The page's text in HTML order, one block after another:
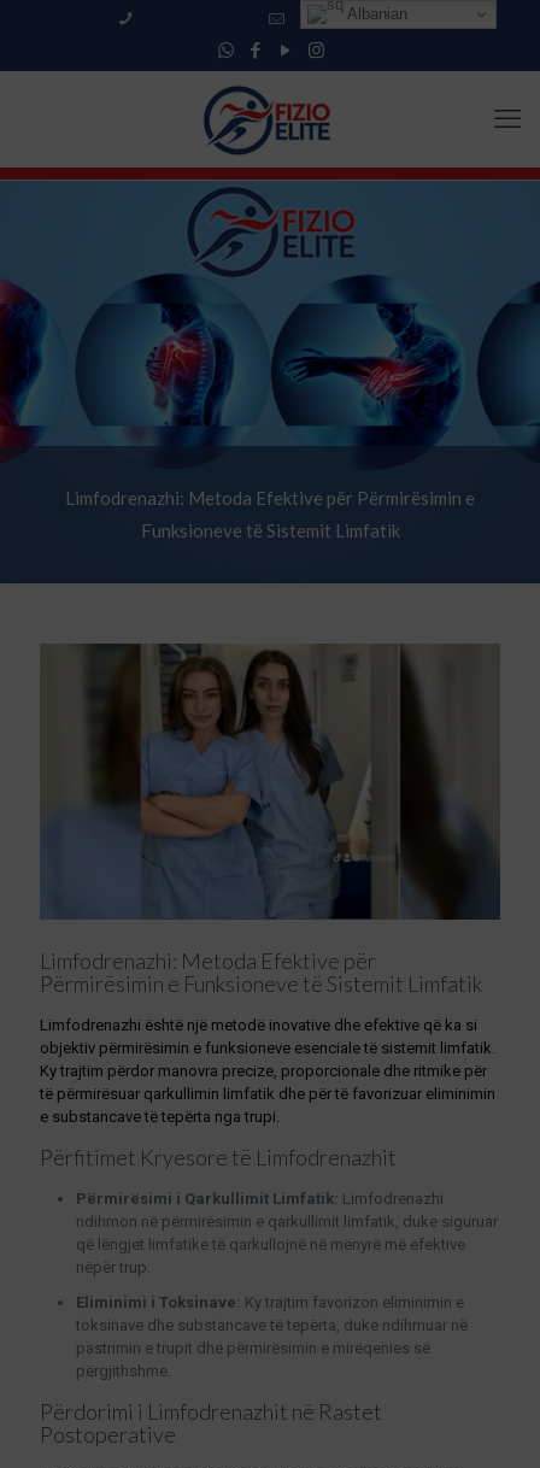
info@fizioelite.com
Limfodrenazhi: Metoda Efektive për Përmirësimin e
Funksioneve të Sistemit Limfatik
Limfodrenazhi: Metoda Efektive për
Përmirësimin e Funksioneve të Sistemit Limfatik
Limfodrenazhi është një metodë inovative dhe efektive që ka si
objektiv përmirësimin e funksioneve esenciale të sistemit limfatik.
Ky trajtim përdor manovra precize, proporcionale dhe ritmike për
të përmirësuar qarkullimin limfatik dhe për të favorizuar eliminimin
e substancave të tepërta nga trupi.
Përfitimet Kryesore të Limfodrenazhit
Përmirësimi i Qarkullimit Limfatik: Limfodrenazhi
ndihmon në përmirësimin e qarkullimit limfatik, duke siguruar
që lëngjet limfatike të qarkullojnë në mënyrë më efektive
nëpër trup.
Eliminimi i Toksinave: Ky trajtim favorizon eliminimin e
toksinave dhe substancave të tepërta, duke ndihmuar në
pastrimin e trupit dhe përmirësimin e mirëqenies së
përgjithshme.
Përdorimi i Limfodrenazhit në Rastet
Postoperative
Albanian